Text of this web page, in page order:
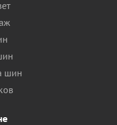
шин